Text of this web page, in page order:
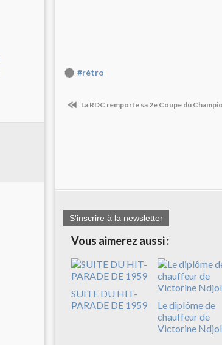
#rétro
La RDC remporte sa 2e Coupe du
S'inscrire à la newsletter
Vous aimerez aussi :
SUITE DU HIT-
PARADE DE 1959
Le diplôme de
chauffeur de
Victorine